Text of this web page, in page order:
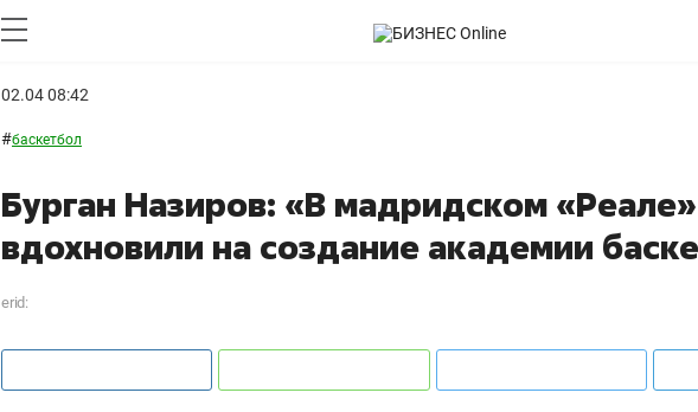
02.04 08:42
#баскетбол
Бурган Назиров: «В мадридском
вдохновили на создание академии
erid: